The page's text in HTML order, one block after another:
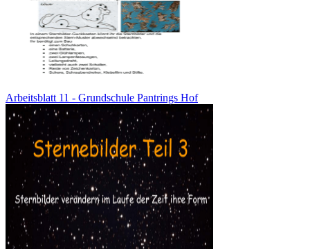
Arbeitsblatt 11 - Grundschule Pantrings Hof